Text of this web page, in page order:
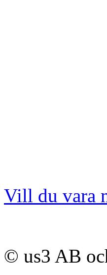
Vill du vara
© us3 AB